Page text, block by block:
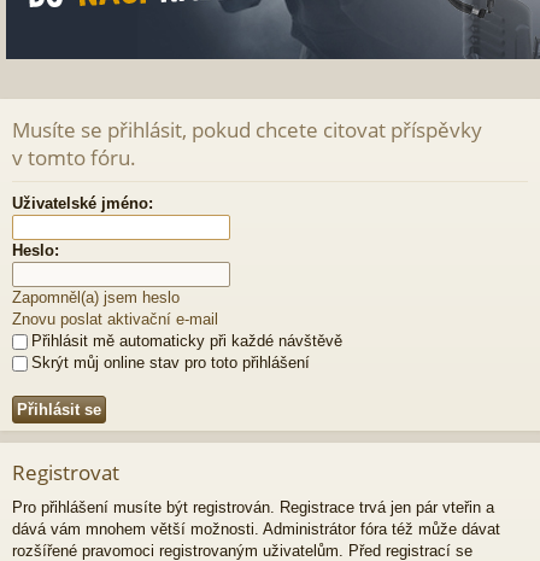
Musíte se přihlásit, pokud chcete citovat příspěvky
v tomto fóru.
Uživatelské jméno:
Heslo:
Zapomněl(a) jsem heslo
Znovu poslat aktivační e-mail
Přihlásit mě automaticky při každé návštěvě
Skrýt můj online stav pro toto přihlášení
Registrovat
Pro přihlášení musíte být registrován. Registrace trvá jen pár vteřin a
dává vám mnohem větší možnosti. Administrátor fóra též může dávat
rozšířené pravomoci registrovaným uživatelům. Před registrací se